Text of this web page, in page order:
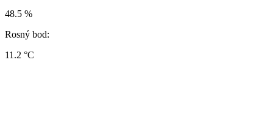
48.5 %
Rosný bod:
11.2 °C